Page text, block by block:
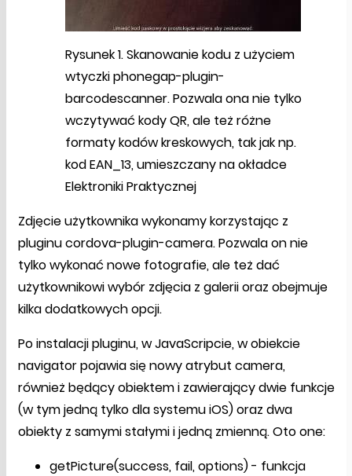
Rysunek 1. Skanowanie kodu z użyciem
wtyczki phonegap-plugin-
barcodescanner. Pozwala ona nie tylko
wczytywać kody QR, ale też różne
formaty kodów kreskowych, tak jak np.
kod EAN_13, umieszczany na okładce
Elektroniki Praktycznej
Zdjęcie użytkownika wykonamy korzystając z
pluginu cordova-plugin-camera. Pozwala on nie
tylko wykonać nowe fotografie, ale też dać
użytkownikowi wybór zdjęcia z galerii oraz obejmuje
kilka dodatkowych opcji.
Po instalacji pluginu, w JavaScripcie, w obiekcie
navigator pojawia się nowy atrybut camera,
również będący obiektem i zawierający dwie funkcje
(w tym jedną tylko dla systemu iOS) oraz dwa
obiekty z samymi stałymi i jedną zmienną. Oto one:
getPicture(success, fail, options) - funkcja